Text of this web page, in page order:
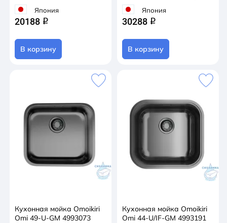
Япония
20188 q
В корзину
Япония
30288 q
В корзину
Кухонная мойка Omoikiri
Omi 49-U-GM 4993073
Кухонная мойка Omoikiri
Omi 44-U/IF-GM 4993191